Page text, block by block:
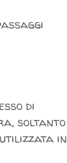
di
soltanto
in